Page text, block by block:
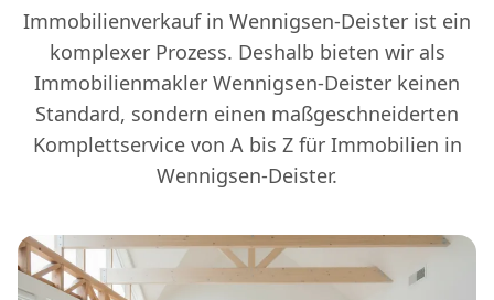
Immobilienverkauf in Wennigsen-Deister ist ein
komplexer Prozess. Deshalb bieten wir als
Immobilienmakler Wennigsen-Deister keinen
Standard, sondern einen maßgeschneiderten
Komplettservice von A bis Z für Immobilien in
Wennigsen-Deister.